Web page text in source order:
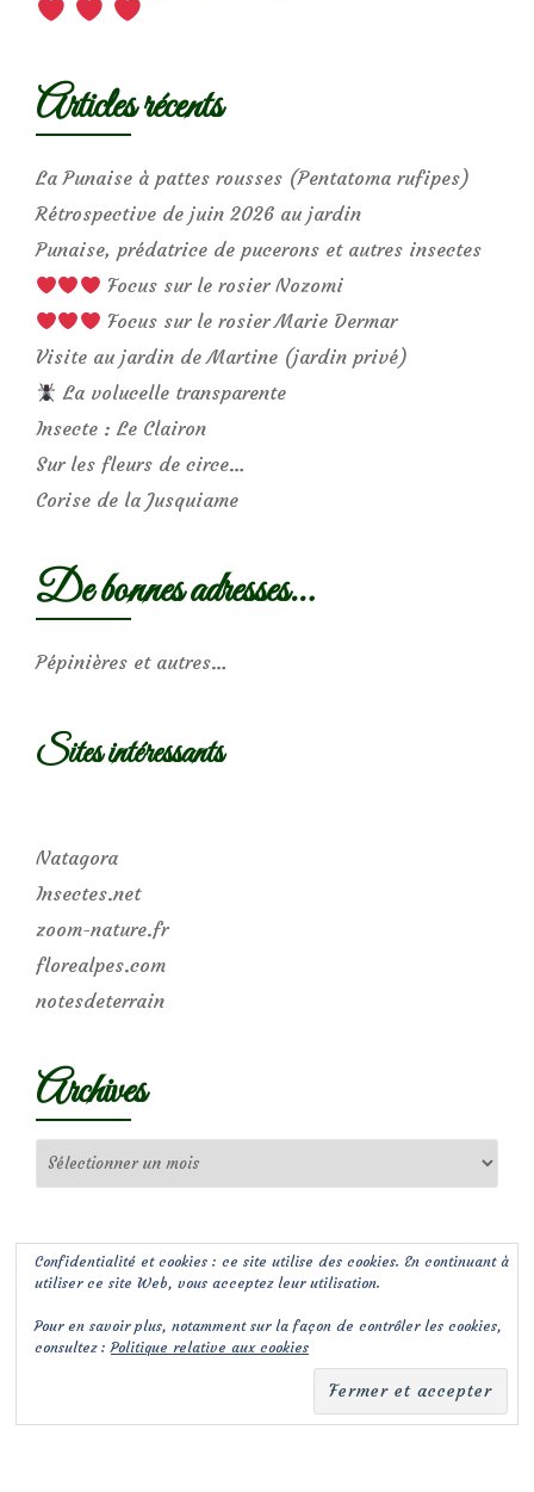
Articles récents
La Punaise à pattes rousses (Pentatoma rufipes)
Rétrospective de juin 2026 au jardin
Punaise, prédatrice de pucerons et autres insectes
Focus sur le rosier Nozomi
Focus sur le rosier Marie Dermar
Visite au jardin de Martine (jardin privé)
La volucelle transparente
Insecte : Le Clairon
Sur les fleurs de circe…
Corise de la Jusquiame
De bonnes adresses…
Pépinières et autres…
Sites intéressants
Natagora
Insectes.net
zoom-nature.fr
florealpes.com
notesdeterrain
Archives
Confidentialité et cookies : ce site utilise des cookies. En continuant à
utiliser ce site Web, vous acceptez leur utilisation.
Pour en savoir plus, notamment sur la façon de contrôler les cookies,
consultez :Politique relative aux cookies